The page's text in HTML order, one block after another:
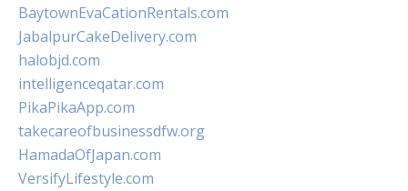
BaytownEvaCationRentals.com
JabalpurCakeDelivery.com
halobjd.com
intelligenceqatar.com
PikaPikaApp.com
takecareofbusinessdfw.org
HamadaOfJapan.com
VersifyLifestyle.com